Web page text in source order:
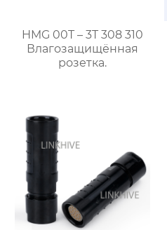
HMG 00T – 3T 308 310
Влагозащищённая
розетка.